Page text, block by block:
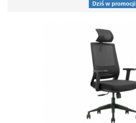
Dziś w promocji